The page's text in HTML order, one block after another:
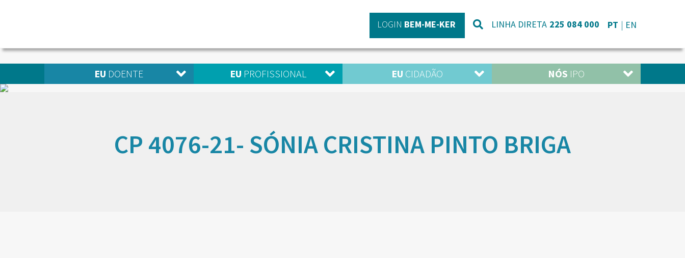
LOGIN BEM-ME-KER LINHA DIRETA 225 084 000 PT EN
EU DOENTE EU PROFISSIONAL EU CIDADÃO NÓS IPO
CP 4076-21- SÓNIA CRISTINA PINTO BRIGA